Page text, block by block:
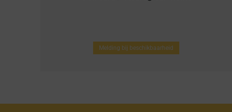
Melding bij beschikbaarheid